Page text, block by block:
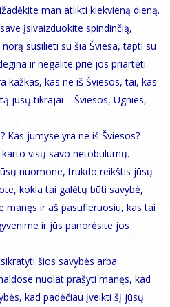
man atlikti kiekvieną dieną.
įsivaizduokite spindinčią,
susilieti su šia Šviesa, tapti su
ir negalite prie jos priartėti.
kažkas, kas ne iš Šviesos, tai, kas
jūsų tikrajai – Šviesos, Ugnies,
Kas jumyse yra ne iš Šviesos?
visų savo netobulumų.
nuomone, trukdo reikštis jūsų
kokia tai galėtų būti savybė,
manęs ir aš pasufleruosiu, kas tai
ir jūs panorėsite jos
šios savybės arba
nuolat prašyti manęs, kad
kad padėčiau įveikti šį jūsų